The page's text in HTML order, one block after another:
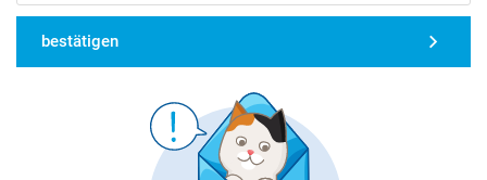
bestätigen